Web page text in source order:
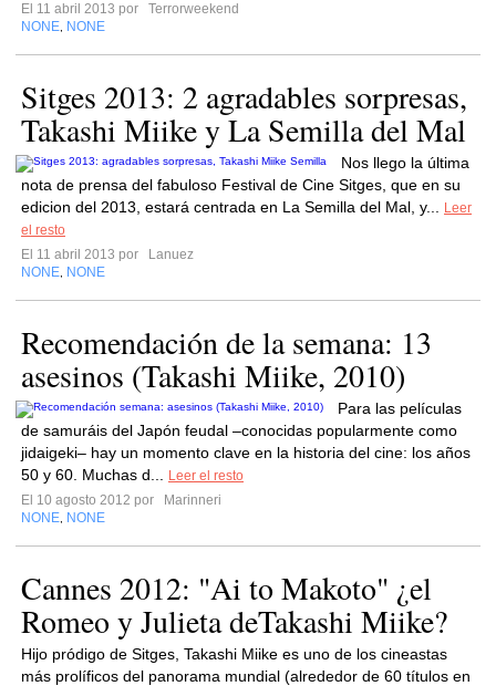
El 11 abril 2013 por
Terrorweekend
NONE NONE
Sitges 2013: 2 agradables sorpresas,
Takashi Miike y La Semilla del Mal
Nos llego la última
nota de prensa del fabuloso Festival de Cine Sitges, que en su
edicion del 2013, estará centrada en La Semilla del Mal, y...
Leer
el resto
El 11 abril 2013 por
Lanuez
NONE NONE
Recomendación de la semana: 13
asesinos (Takashi Miike, 2010)
Para las películas
de samuráis del Japón feudal –conocidas popularmente como
jidaigeki– hay un momento clave en la historia del cine: los años
50 y 60. Muchas d...
Leer el resto
El 10 agosto 2012 por
Marinneri
NONE NONE
Cannes 2012: "Ai to Makoto" ¿el
Romeo y Julieta deTakashi Miike?
Hijo pródigo de Sitges, Takashi Miike es uno de los cineastas
más prolíficos del panorama mundial (alrededor de 60 títulos en